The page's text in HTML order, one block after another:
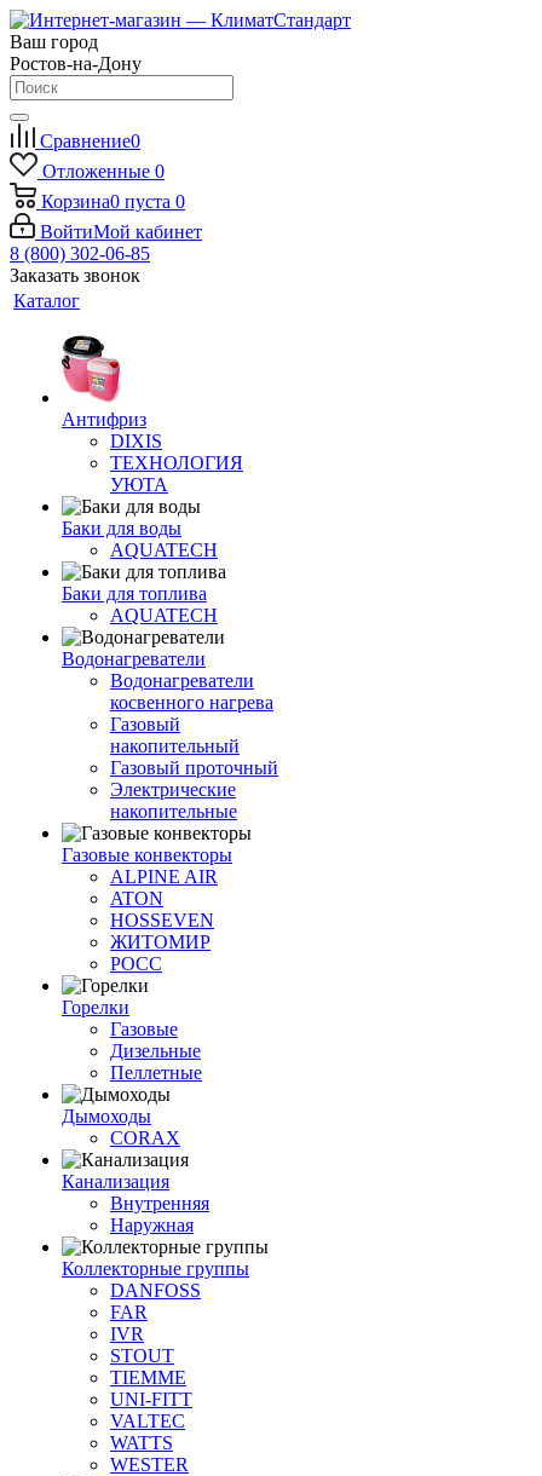
Ваш город
Ростов-на-Дону
Сравнение0
Отложенные 0
Корзина0 пуста 0
ВойтиМой кабинет
8 (800) 302-06-85
Заказать звонок
Каталог
Антифриз
DIXIS
ТЕХНОЛОГИЯ
УЮТА
Баки для воды
AQUATECH
Баки для топлива
AQUATECH
Водонагреватели
Водонагреватели
косвенного нагрева
Газовый
накопительный
Газовый проточный
Электрические
накопительные
Газовые конвекторы
ALPINE AIR
ATON
HOSSEVEN
ЖИТОМИР
РОСС
Горелки
Газовые
Дизельные
Пеллетные
Дымоходы
CORAX
Канализация
Внутренняя
Наружная
Коллекторные группы
DANFOSS
FAR
IVR
STOUT
TIEMME
UNI-FITT
VALTEC
WATTS
WESTER